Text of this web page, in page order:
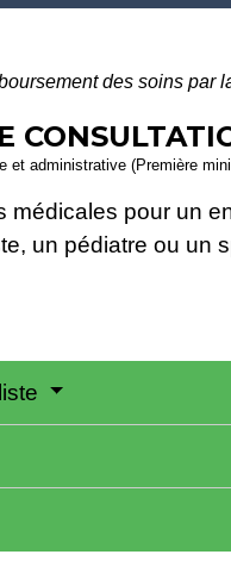
des soins par
et administrative (Première
pour un
un pédiatre ou